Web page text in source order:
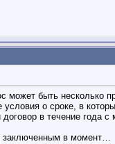
может быть несколько
о сроке, в
в течение года
заключенным в момент…